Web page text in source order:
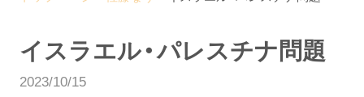
料金表
イスラエル・パレスチナ問題
2023/10/15